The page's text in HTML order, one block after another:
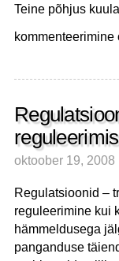
Teine põhjus
Calomiris
oktoober 19, 2008
Regulatsioonid –
reguleerimine kui
hämmeldusega
panganduse